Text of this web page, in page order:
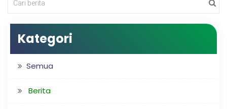
Kategori
Semua
Berita